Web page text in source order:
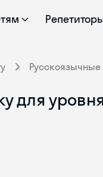
Русскоязычные
для